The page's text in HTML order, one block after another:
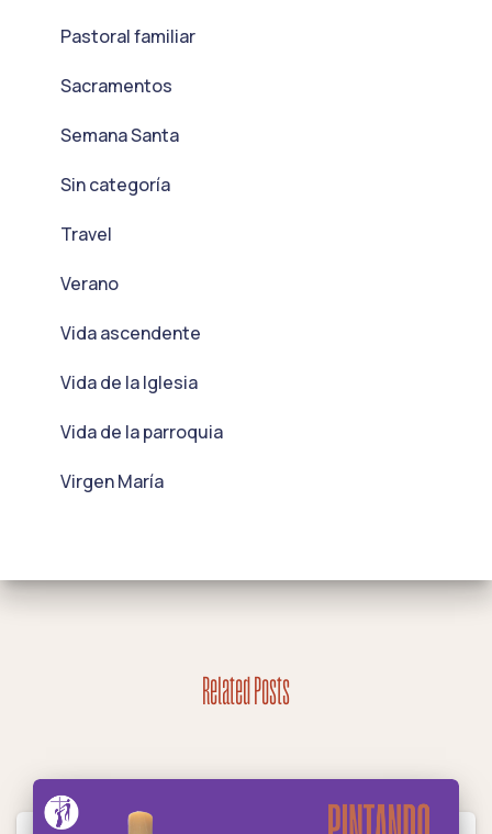
Pastoral familiar
Sacramentos
Semana Santa
Sin categoría
Travel
Verano
Vida ascendente
Vida de la Iglesia
Vida de la parroquia
Virgen María
Related Posts